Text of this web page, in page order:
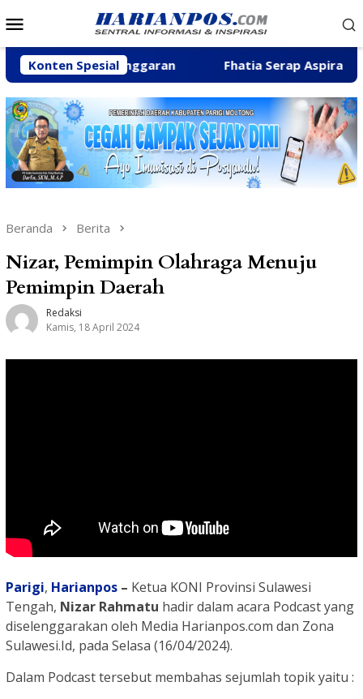
ke
Mobile
Konten Spesial
Efisiensi Anggaran Fhatia Serap Aspirasi Warga
Beranda Berita
Nizar, Pemimpin Olahraga Menuju
Pemimpin Daerah
Redaksi
Kamis, 18 April 2024
Parigi, Harianpos – Ketua KONI Provinsi Sulawesi
Tengah, Nizar Rahmatu hadir dalam acara Podcast yang
diselenggarakan oleh Media Harianpos.com dan Zona
Sulawesi.Id, pada Selasa (16/04/2024).
Dalam Podcast tersebut membahas sejumlah topik yaitu :